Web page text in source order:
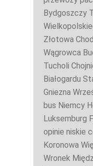
Bydgoszczy
Złotowa
Wągrowca
Tucholi
Białogardu
Gniezna
bus Niemcy
Luksemburg
opinie niskie
Koronowa
Wronek